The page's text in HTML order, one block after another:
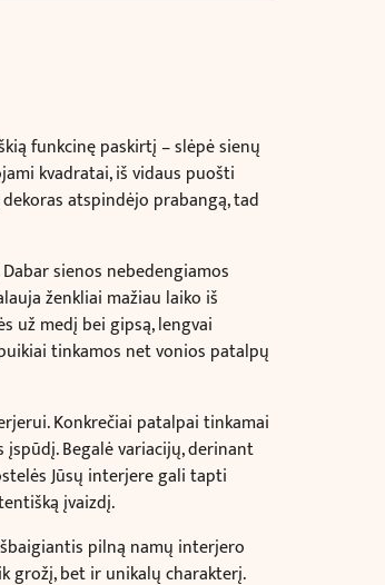
funkcinę paskirtį – slėpė sienų
kvadratai, iš vidaus puošti
atspindėjo prabangą, tad
abar sienos nebedengiamos
ženkliai mažiau laiko iš
už medį bei gipsą, lengvai
tinkamos net vonios patalpų
Konkrečiai patalpai tinkamai
įspūdį.Begalė variacijų, derinant
Jūsų interjere gali tapti
įvaizdį.
pilną namų interjero
grožį, bet ir unikalų charakterį.